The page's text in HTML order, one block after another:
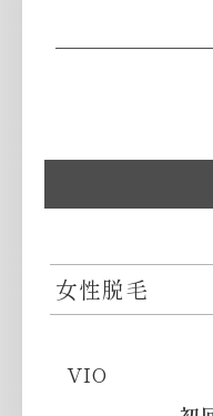
女性脱毛
VIO